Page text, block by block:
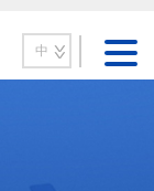
中